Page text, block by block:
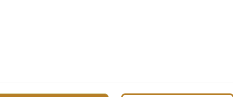
boutique hotel Budapesten olyan élményeket kínál,
Café pontosan ilyen.
az éttermet!
személyes élményekkel